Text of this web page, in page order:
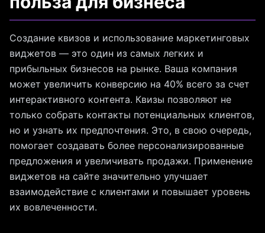
Создание квизов и использование маркетинговых
виджетов — это один из самых легких и
прибыльных бизнесов на рынке. Ваша компания
может увеличить конверсию на 40% всего за счет
интерактивного контента. Квизы позволяют не
только собрать контакты потенциальных клиентов,
но и узнать их предпочтения. Это, в свою очередь,
помогает создавать более персонализированные
предложения и увеличивать продажи. Применение
виджетов на сайте значительно улучшает
взаимодействие с клиентами и повышает уровень
их вовлеченности.